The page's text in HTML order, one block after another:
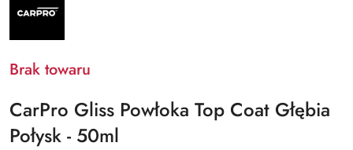
CARPRO
Brak towaru
CarPro Gliss Powłoka Top Coat Głębia
Połysk - 50ml